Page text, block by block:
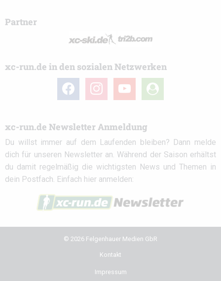
Partner
xc-run.de in den sozialen Netzwerken
facebook instagramyoutube
user-
circle
xc-run.de Newsletter Anmeldung
Du willst immer auf dem Laufenden bleiben? Dann melde
dich für unseren Newsletter an. Während der Saison erhältst
du damit regelmäßig die wichtigsten News und Themen in
dein Postfach. Einfach hier anmelden:
© 2026 Felgenhauer Medien GbR
Kontakt
Impressum